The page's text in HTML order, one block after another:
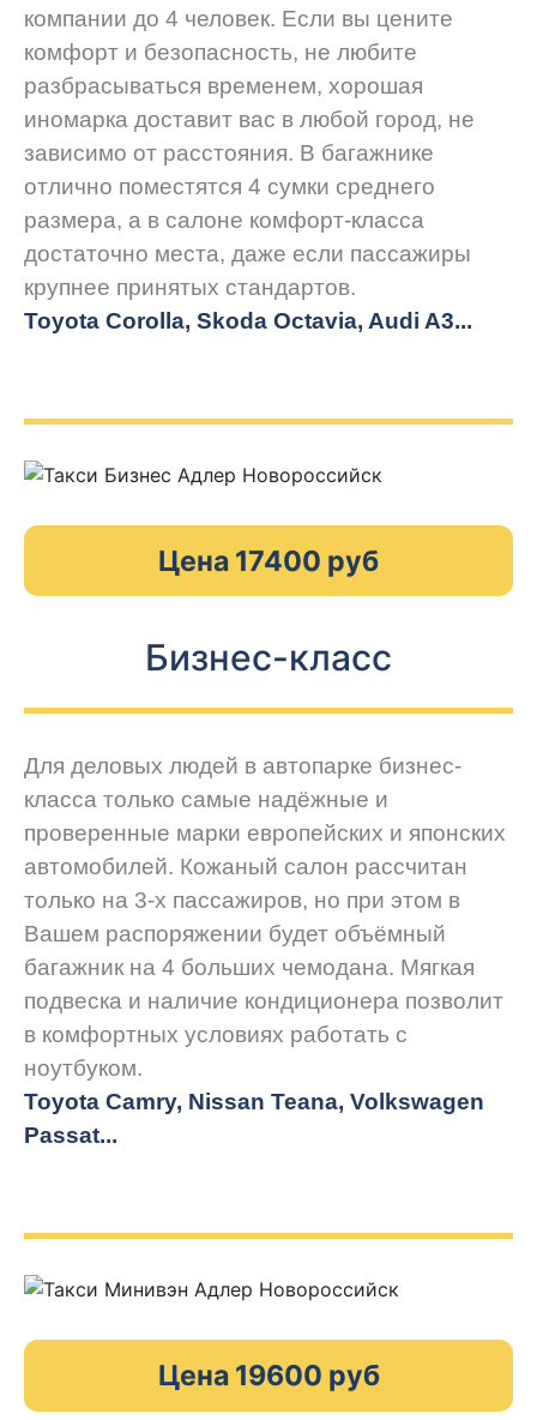
компании до 4 человек. Если вы цените
комфорт и безопасность, не любите
разбрасываться временем, хорошая
иномарка доставит вас в любой город, не
зависимо от расстояния. В багажнике
отлично поместятся 4 сумки среднего
размера, а в салоне комфорт-класса
достаточно места, даже если пассажиры
крупнее принятых стандартов.
Toyota Corolla, Skoda Octavia, Audi A3...
Цена 17400 руб
Бизнес-класс
Для деловых людей в автопарке бизнес-
класса только самые надёжные и
проверенные марки европейских и японских
автомобилей. Кожаный салон рассчитан
только на 3-х пассажиров, но при этом в
Вашем распоряжении будет объёмный
багажник на 4 больших чемодана. Мягкая
подвеска и наличие кондиционера позволит
в комфортных условиях работать с
ноутбуком.
Toyota Camry, Nissan Teana, Volkswagen
Passat...
Цена 19600 руб